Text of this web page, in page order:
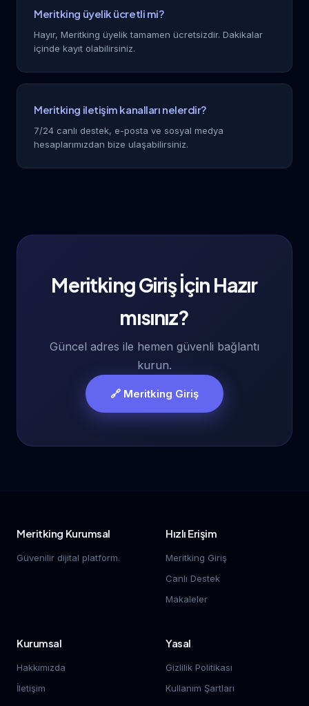
Meritking üyelik ücretli mi?
Hayır, Meritking üyelik tamamen ücretsizdir. Dakikalar
içinde kayıt olabilirsiniz.
Meritking iletişim kanalları nelerdir?
7/24 canlı destek, e-posta ve sosyal medya
hesaplarımızdan bize ulaşabilirsiniz.
Meritking Giriş İçin Hazır
mısınız?
Güncel adres ile hemen güvenli bağlantı
kurun.
🔗 Meritking Giriş
Meritking Kurumsal
Güvenilir dijital platform.
Hızlı Erişim
Meritking Giriş
Canlı Destek
Makaleler
Kurumsal
Hakkımızda
İletişim
Yasal
Gizlilik Politikası
Kullanım Şartları